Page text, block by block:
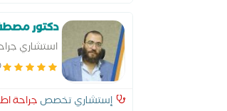
دكتور
استشاري
(2
إستشاري تخصص جراحة